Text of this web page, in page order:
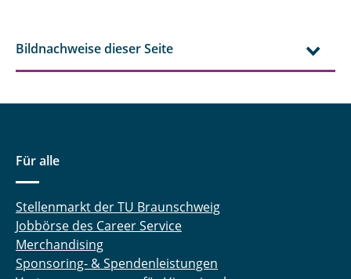
Bildnachweise dieser Seite
Für alle
Stellenmarkt der TU Braunschweig
Jobbörse des Career Service
Merchandising
Sponsoring- & Spendenleistungen